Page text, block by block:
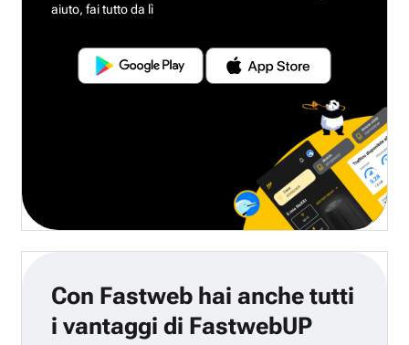
aiuto, fai tutto da lì
Con Fastweb hai anche tutti
i vantaggi di FastwebUP